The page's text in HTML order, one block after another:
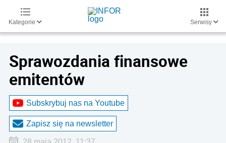
Kategorie Serwisy
Sprawozdania finansowe
emitentów
Subskrybuj nas na Youtube
Zapisz się na newsletter